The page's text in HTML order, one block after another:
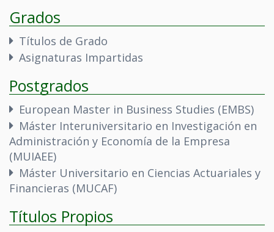
Grados
Títulos de Grado
Asignaturas Impartidas
Postgrados
European Master in Business Studies (EMBS)
Máster Interuniversitario en Investigación en
Administración y Economía de la Empresa
(MUIAEE)
Máster Universitario en Ciencias Actuariales y
Financieras (MUCAF)
Títulos Propios